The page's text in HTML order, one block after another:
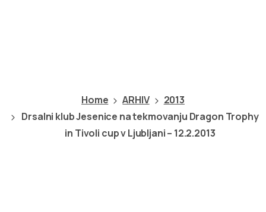
Home ARHIV
2013
Drsalni klub Jesenice na tekmovanju Dragon Trophy
in Tivoli cup v Ljubljani – 12.2.2013